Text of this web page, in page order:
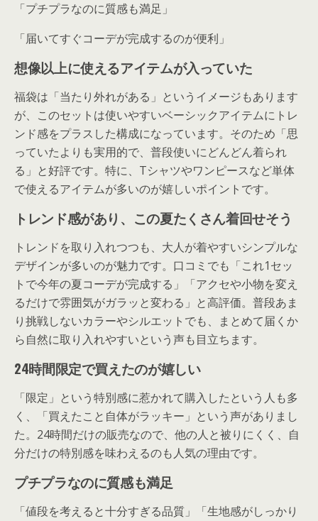
「プチプラなのに質感も満足」
「届いてすぐコーデが完成するのが便利」
想像以上に使えるアイテムが入っていた
福袋は「当たり外れがある」というイメージもあります
が、このセットは使いやすいベーシックアイテムにトレ
ンド感をプラスした構成になっています。そのため「思
っていたよりも実用的で、普段使いにどんどん着られ
る」と好評です。特に、Tシャツやワンピースなど単体
で使えるアイテムが多いのが嬉しいポイントです。
トレンド感があり、この夏たくさん着回せそう
トレンドを取り入れつつも、大人が着やすいシンプルな
デザインが多いのが魅力です。口コミでも「これ1セッ
トで今年の夏コーデが完成する」「アクセや小物を変え
るだけで雰囲気がガラッと変わる」と高評価。普段あま
り挑戦しないカラーやシルエットでも、まとめて届くか
ら自然に取り入れやすいという声も目立ちます。
24時間限定で買えたのが嬉しい
「限定」という特別感に惹かれて購入したという人も多
く、「買えたこと自体がラッキー」という声がありまし
た。24時間だけの販売なので、他の人と被りにくく、自
分だけの特別感を味わえるのも人気の理由です。
プチプラなのに質感も満足
「値段を考えると十分すぎる品質」「生地感がしっかり